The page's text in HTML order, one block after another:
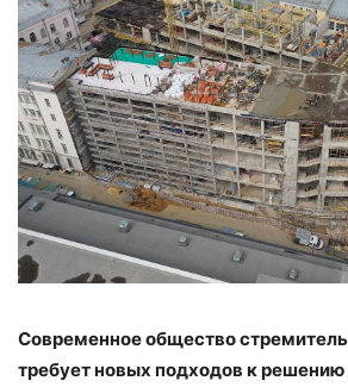
Современное общество
требует новых подходов к